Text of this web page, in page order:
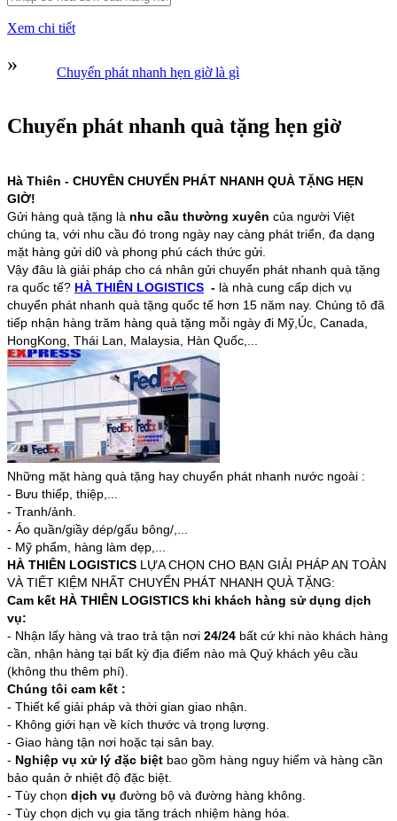
Xem chi tiết
» Chuyển phát nhanh hẹn giờ là gì
Chuyển phát nhanh quà tặng hẹn giờ
Hà Thiên - CHUYÊN CHUYỂN PHÁT NHANH QUÀ TẶNG HẸN
GIỜ!
Gửi hàng quà tặng là nhu cầu thường xuyên của người Việt
chúng ta, với nhu cầu đó trong ngày nay càng phát triển, đa dạng
mặt hàng gửi di0 và phong phú cách thức gửi.
Vậy đâu là giải pháp cho cá nhân gửi chuyển phát nhanh quà tặng
ra quốc tế? HÀ THIÊN LOGISTICS - là nhà cung cấp dịch vụ
chuyển phát nhanh quà tặng quốc tế hơn 15 năm nay. Chúng tô đã
tiếp nhận hàng trăm hàng quà tặng mỗi ngày đi Mỹ,Úc, Canada,
HongKong, Thái Lan, Malaysia, Hàn Quốc,...
Những mặt hàng quà tặng hay chuyển phát nhanh nước ngoài :
- Bưu thiếp, thiệp,...
- Tranh/ảnh.
- Áo quần/giầy dép/gấu bông/,...
- Mỹ phẩm, hàng làm dẹp,...
HÀ THIÊN LOGISTICS LỰA CHỌN CHO BẠN GIẢI PHÁP AN TOÀN
VÀ TIẾT KIỆM NHẤT CHUYỂN PHÁT NHANH QUÀ TẶNG:
Cam kết HÀ THIÊN LOGISTICS khi khách hàng sử dụng dịch
vụ:
- Nhận lấy hàng và trao trả tận nơi 24/24 bất cứ khi nào khách hàng
cần, nhận hàng tại bất kỳ địa điểm nào mà Quý khách yêu cầu
(không thu thêm phí).
Chúng tôi cam kết :
- Thiết kế giải pháp và thời gian giao nhận.
- Không giới hạn về kích thước và trọng lượng.
- Giao hàng tận nơi hoặc tại sân bay.
- Nghiệp vụ xử lý đặc biệt bao gồm hàng nguy hiểm và hàng cần
bảo quản ở nhiệt độ đặc biệt.
- Tùy chọn dịch vụ đường bộ và đường hàng không.
- Tùy chọn dịch vụ gia tăng trách nhiệm hàng hóa.